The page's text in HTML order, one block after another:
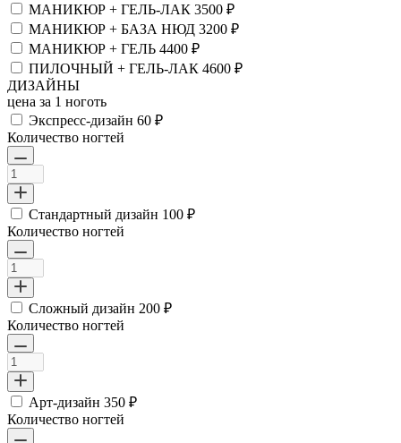
МАНИКЮР + ГЕЛЬ-ЛАК 3500 ₽
МАНИКЮР + БАЗА НЮД 3200 ₽
МАНИКЮР + ГЕЛЬ 4400 ₽
ПИЛОЧНЫЙ + ГЕЛЬ-ЛАК 4600 ₽
ДИЗАЙНЫ
цена за 1 ноготь
Экспресс-дизайн 60 ₽
Количество ногтей
Стандартный дизайн 100 ₽
Количество ногтей
Сложный дизайн 200 ₽
Количество ногтей
Арт-дизайн 350 ₽
Количество ногтей